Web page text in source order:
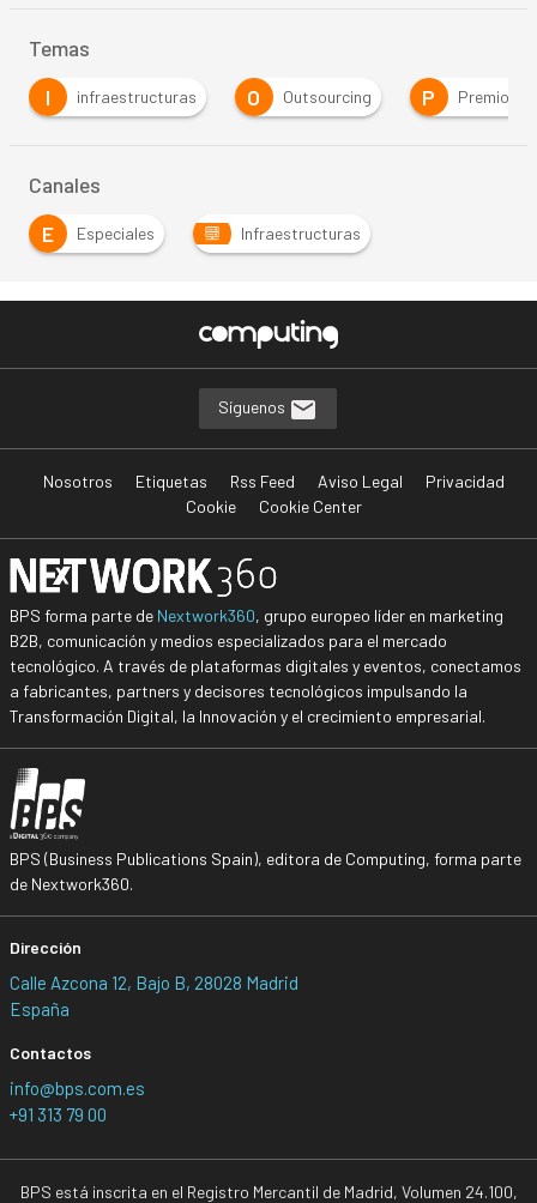
Temas
I
infraestructuras O Outsourcing P Premios
Canales
E
Especiales Infraestructuras
Síguenos
Nosotros Etiquetas Rss Feed Aviso Legal
Privacidad
Cookie
Cookie Center
BPS forma parte de Nextwork360, grupo europeo líder en marketing
B2B, comunicación y medios especializados para el mercado
tecnológico. A través de plataformas digitales y eventos, conectamos
a fabricantes, partners y decisores tecnológicos impulsando la
Transformación Digital, la Innovación y el crecimiento empresarial.
BPS (Business Publications Spain), editora de Computing, forma parte
de Nextwork360.
Dirección
Calle Azcona 12, Bajo B, 28028 Madrid
España
Contactos
info@bps.com.es
+91 313 79 00
BPS está inscrita en el Registro Mercantil de Madrid, Volumen 24.100,